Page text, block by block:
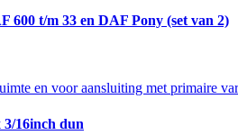
600 t/m 33 en DAF Pony (set van 2)
3/16inch dun